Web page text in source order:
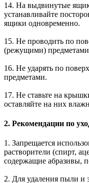
14. На выдвинутые
устанавливайте
ящики одновременно.
15. Не проводить по
(режущими)
16. Не ударять по
предметами.
17. Не ставьте на
оставляйте на них
2. Рекомендации по
1. Запрещается
растворители (спирт,
содержащие абразивы,
2. Для удаления пыли и